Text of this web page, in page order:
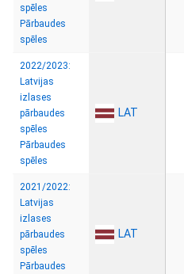
spēles
Pārbaudes
spēles
2022/2023:
Latvijas
izlases
pārbaudes
spēles
Pārbaudes
spēles
LAT
2021/2022:
Latvijas
izlases
pārbaudes
spēles
Pārbaudes
LAT